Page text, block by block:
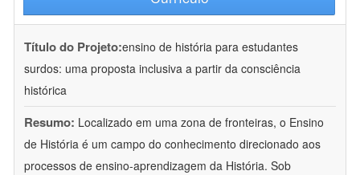
Título do Projeto:ensino de história para estudantes
surdos: uma proposta inclusiva a partir da consciência
histórica
Resumo: Localizado em uma zona de fronteiras, o Ensino
de História é um campo do conhecimento direcionado aos
processos de ensino-aprendizagem da História. Sob